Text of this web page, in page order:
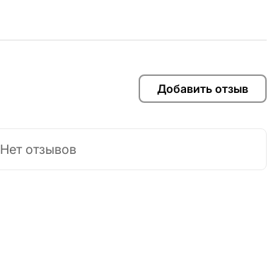
Добавить отзыв
Нет отзывов